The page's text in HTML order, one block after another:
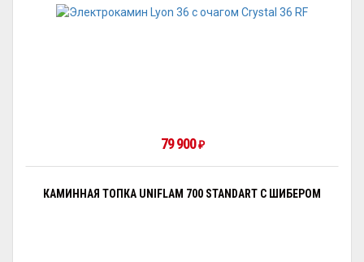
79 900₽
КАМИННАЯ ТОПКА UNIFLAM 700 STANDART С ШИБЕРОМ